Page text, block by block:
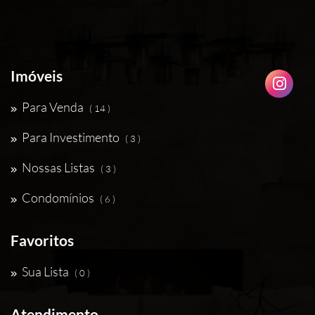
Imóveis
Para Venda ( 14 )
Para Investimento ( 3 )
Nossas Listas ( 3 )
Condomínios ( 6 )
Favoritos
Sua Lista ( 0 )